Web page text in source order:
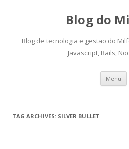
Blog do
Blog de tecnologia e gestão do
Javascript, Rails,
Menu
TAG ARCHIVES: SILVER BULLET